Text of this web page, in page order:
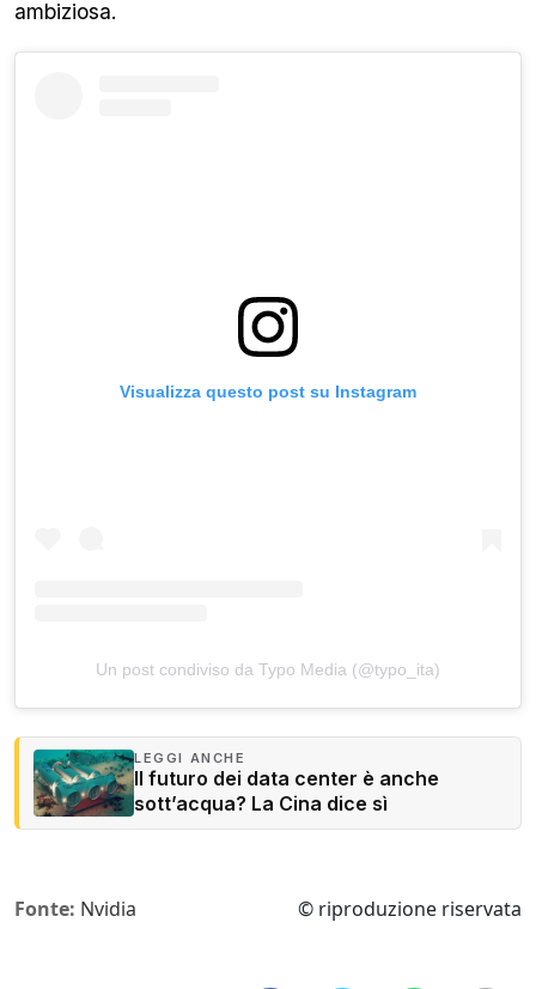
ambiziosa.
Visualizza questo post su Instagram
Un post condiviso da Typo Media (@typo_ita)
LEGGI ANCHE
Il futuro dei data center è anche
sott’acqua? La Cina dice sì
Fonte: Nvidia © riproduzione riservata